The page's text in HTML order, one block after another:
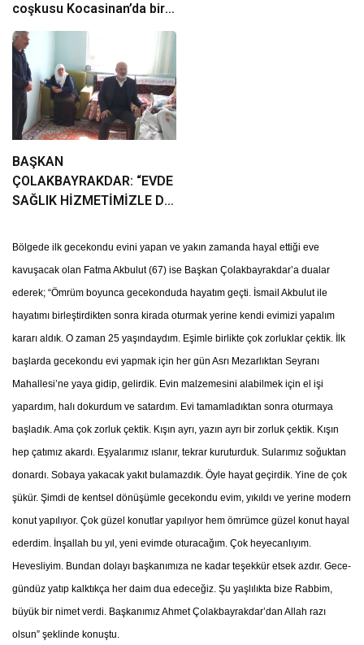
coşkusu Kocasinan’da bir
araya geliyor!
BAŞKAN
ÇOLAKBAYRAKDAR: “EVDE
SAĞLIK HİZMETİMİZLE DE
DOKUNUYORUZ”
Bölgede ilk gecekondu evini yapan ve yakın zamanda hayal ettiği eve
kavuşacak olan Fatma Akbulut (67) ise Başkan Çolakbayrakdar’a dualar
ederek; “Ömrüm boyunca gecekonduda hayatım geçti. İsmail Akbulut ile
hayatımı birleştirdikten sonra kirada oturmak yerine kendi evimizi yapalım
kararı aldık. O zaman 25 yaşındaydım. Eşimle birlikte çok zorluklar çektik. İlk
başlarda gecekondu evi yapmak için her gün Asrı Mezarlıktan Seyranı
Mahallesi’ne yaya gidip, gelirdik. Evin malzemesini alabilmek için el işi
yapardım, halı dokurdum ve satardım. Evi tamamladıktan sonra oturmaya
başladık. Ama çok zorluk çektik. Kışın ayrı, yazın ayrı bir zorluk çektik. Kışın
hep çatımız akardı. Eşyalarımız ıslanır, tekrar kuruturduk. Sularımız soğuktan
donardı. Sobaya yakacak yakıt bulamazdık. Öyle hayat geçirdik. Yine de çok
şükür. Şimdi de kentsel dönüşümle gecekondu evim, yıkıldı ve yerine modern
konut yapılıyor. Çok güzel konutlar yapılıyor hem ömrümce güzel konut hayal
ederdim. İnşallah bu yıl, yeni evimde oturacağım. Çok heyecanlıyım.
Hevesliyim. Bundan dolayı başkanımıza ne kadar teşekkür etsek azdır. Gece-
gündüz yatıp kalktıkça her daim dua edeceğiz. Şu yaşlılıkta bize Rabbim,
büyük bir nimet verdi. Başkanımız Ahmet Çolakbayrakdar’dan Allah razı
olsun” şeklinde konuştu.